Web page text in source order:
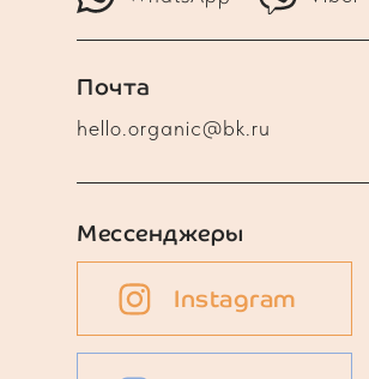
hello.organic@bk.ru
Почта
Instagram
Мессенджеры